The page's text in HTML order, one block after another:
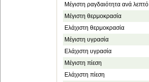
Μέγιστη ραγδαιότητα ανά λεπτό
Μέγιστη θερμοκρασία
Ελάχιστη θερμοκρασία
Μέγιστη υγρασία
Ελάχιστη υγρασία
Μέγιστη πίεση
Ελάχιστη πίεση